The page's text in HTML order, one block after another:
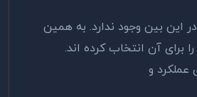
این بین وجود ندارد. به همین
دلیل نام bare metal را برای آن انتخاب کرده اند.